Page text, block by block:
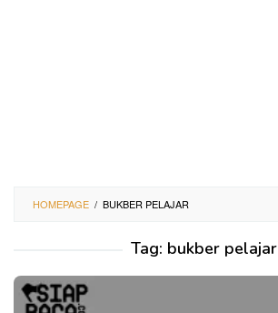
HOMEPAGE / BUKBER PELAJAR
Tag: bukber pelajar